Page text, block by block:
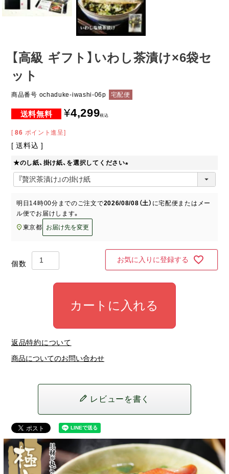
【高級 ギフト】いわし茶漬け×6袋セ
ット
商品番号 ochaduke-iwashi-06p 宅配便
¥4,299税込
[ 86 ポイント進呈]
送料込
★のし紙、掛け紙、を選択してください
必
)
明日 14時00分 までのご注文で2026/08/08（土） に宅配便またはメー
ル便でお届けします。
東京都
お届け先を変更
お気に入りに登録する
カートに入れる
返品特約について
商品についてのお問い合わせ
レビューを書く